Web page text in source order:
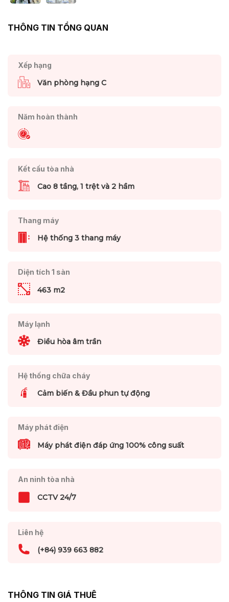
THÔNG TIN TỔNG QUAN
Xếp hạng
Văn phòng hạng C
Năm hoàn thành
Kết cấu tòa nhà
Cao 8 tầng, 1 trệt và 2 hầm
Thang máy
Hệ thống 3 thang máy
Diện tích 1 sàn
463 m2
Máy lạnh
Điều hòa âm trần
Hệ thống chữa cháy
Cảm biến & Đầu phun tự động
Máy phát điện
Máy phát điện đáp ứng 100% công suất
An ninh tòa nhà
CCTV 24/7
Liên hệ
(+84) 939 663 882
THÔNG TIN GIÁ THUÊ